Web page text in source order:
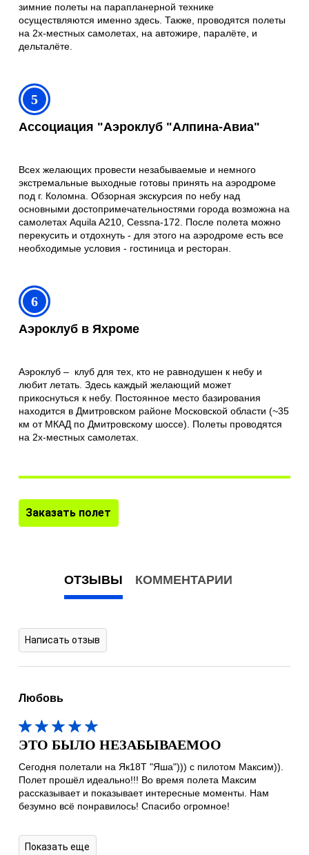
зимние полеты на парапланерной технике
осуществляются именно здесь. Также, проводятся полеты
на 2х-местных самолетах, на автожире, паралёте, и
дельталёте.
5
Ассоциация "Аэроклуб "Алпина-Авиа"
Всех желающих провести незабываемые и немного
экстремальные выходные готовы принять на аэродроме
под г. Коломна. Обзорная экскурсия по небу над
основными достопримечательностями города возможна на
самолетах Aquila A210, Cessna-172. После полета можно
перекусить и отдохнуть - для этого на аэродроме есть все
необходимые условия - гостиница и ресторан.
6
Аэроклуб в Яхроме
Аэроклуб – клуб для тех, кто не равнодушен к небу и
любит летать. Здесь каждый желающий может
прикоснуться к небу. Постоянное место базирования
находится в Дмитровском районе Московской области (~35
км от МКАД по Дмитровскому шоссе). Полеты проводятся
на 2х-местных самолетах.
Заказать полет
ОТЗЫВЫ КОММЕНТАРИИ
Написать отзыв
Любовь
ЭТО БЫЛО НЕЗАБЫВАЕМОО
Сегодня полетали на Як18Т "Яша"))) с пилотом Максим)).
Полет прошёл идеально!!! Во время полета Максим
рассказывает и показывает интересные моменты. Нам
безумно всё понравилось! Спасибо огромное!
Показать еще